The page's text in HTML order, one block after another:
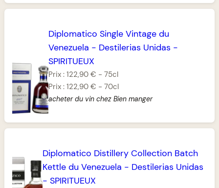
Diplomatico Single Vintage du
Venezuela - Destilerias Unidas -
SPIRITUEUX
Prix : 122,90 € - 75cl
Prix : 122,90 € - 70cl
acheter du vin chez Bien manger
Diplomatico Distillery Collection Batch
Kettle du Venezuela - Destilerias Unidas
- SPIRITUEUX